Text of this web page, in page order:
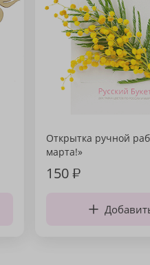
Открытка ручной
марта!»
150₽